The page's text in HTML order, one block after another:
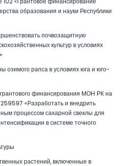
образования и науки Республики
почвозащитную
культур в условиях
озимого рапса в условиях юга и юго-
финансирования МОН РК на
«Разработать и внедрить
процессом сахарной свеклы для
в системе точного
растений, включенные в